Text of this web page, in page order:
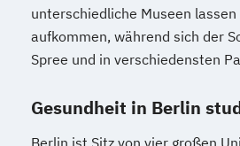
unterschiedliche Museen
aufkommen, während sich der
Spree und in verschiedensten
Gesundheit in Berlin
Berlin ist Sitz von vier großen